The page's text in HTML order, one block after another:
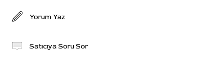
Yorum Yaz
Satıcıya Soru Sor